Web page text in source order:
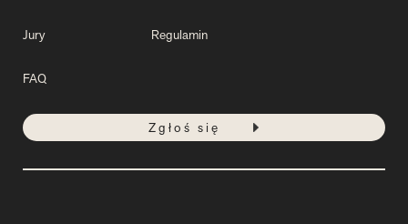
Jury Regulamin
FAQ
Zgłoś się